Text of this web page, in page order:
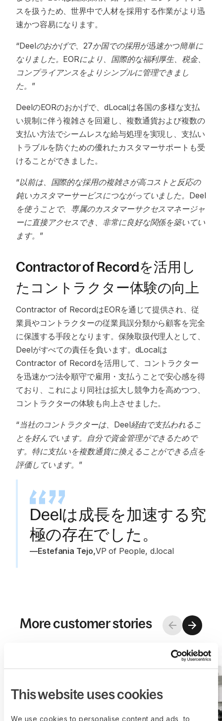
This website uses cookies
We use cookies to personalise content and ads, to
スを扱うため、世界中で人材を採用する作業がより迅
速かつ容易になります。
“Deelのおかげで、27か国での採用が迅速かつ簡単に
なりました。EORにより、国際的な福利厚生、税金、
コンプライアンスをよりシンプルに管理できまし
た。”
DeelのEORのおかげで、dLocalは各国の多様な支払
い規制に伴う複雑さを回避し、複数通貨および複数の
支払い方法でシームレスな給与処理を実現し、支払い
トラブルを防ぐための優れたカスタマーサポートも受
けることができました。
“以前は、国際的な採用の複雑さが高コストと反応の
鈍いカスタマーサービスにつながっていました。Deel
を使うことで、専属のカスタマーサクセスマネージャ
ーに直接アクセスでき、非常に良好な関係を築いてい
ます。”
Contractor of Recordを活用し
たコントラクター体験の向上
Contractor of RecordはEORを通じて提供され、従
業員やコントラクターの従業員誤分類から顧客を完全
に保護する手段となります。保険取扱代理人として、
Deelがすべての責任を負います。dLocalは
Contractor of Recordを活用して、コントラクター
を迅速かつ法令順守で雇用・支払うことで安心感を得
ており、これにより同社は拡大し競争力を高めつつ、
コントラクターの体験も向上させました。
“当社のコントラクターは、Deel経由で支払われるこ
とを好んでいます。自分で資金管理ができるためで
す。特に支払いを複数通貨に換えることができる点を
評価しています。”
Deelは成長を加速する究
極の存在でした。
—Estefania Tejo,VP of People, d.local
More customer stories